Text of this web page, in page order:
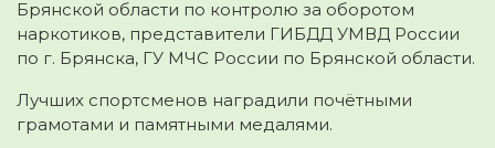
Брянской области по контролю за оборотом
наркотиков, представители ГИБДД УМВД России
по г. Брянска, ГУ МЧС России по Брянской области.
Лучших спортсменов наградили почётными
грамотами и памятными медалями.